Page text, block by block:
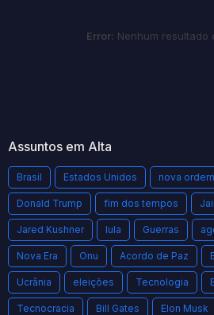
Error: Nenhum resultado
Assuntos em Alta
Brasil Estados Unidos nova
Donald Trump fim dos tempos
Jared Kushner lula Guerras
Nova Era Onu Acordo de Paz
Ucrânia eleições Tecnologia
Tecnocracia Bill Gates Elon Musk